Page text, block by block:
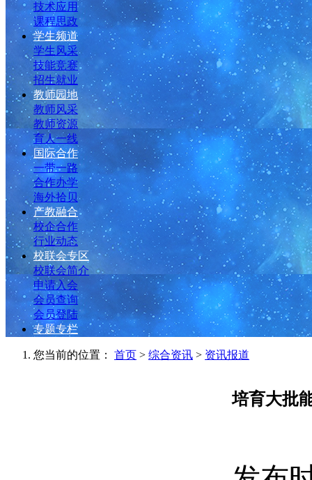
技术应用
课程思政
学生频道
学生风采
技能竞赛
招生就业
教师园地
教师风采
教师资源
育人一线
国际合作
一带一路
合作办学
海外拾贝
产教融合
校企合作
行业动态
校联会专区
校联会简介
申请入会
会员查询
会员登陆
专题专栏
您当前的位置： 首页 > 综合资讯 > 资讯报道
培育大批